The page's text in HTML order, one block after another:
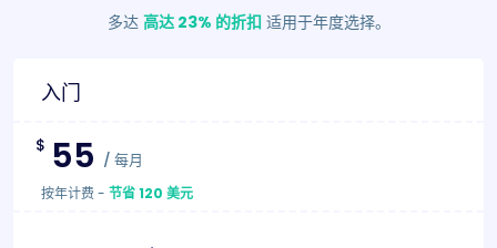
多达 高达 23% 的折扣 适用于年度选择。
入门
$ 55 / 每月
按年计费 - 节省 120 美元